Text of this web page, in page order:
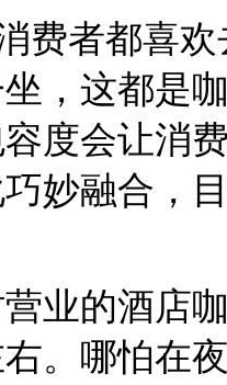
者都喜欢
，这都是
度会让消
妙融合，
的酒店咖
。哪怕在